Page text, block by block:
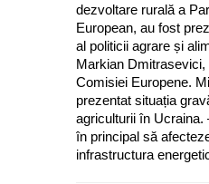
dezvoltare rurală a
European, au fost
al politicii agrare și
Markian
Comisiei Europene.
prezentat situația
agriculturii în
în principal să
infrastructura